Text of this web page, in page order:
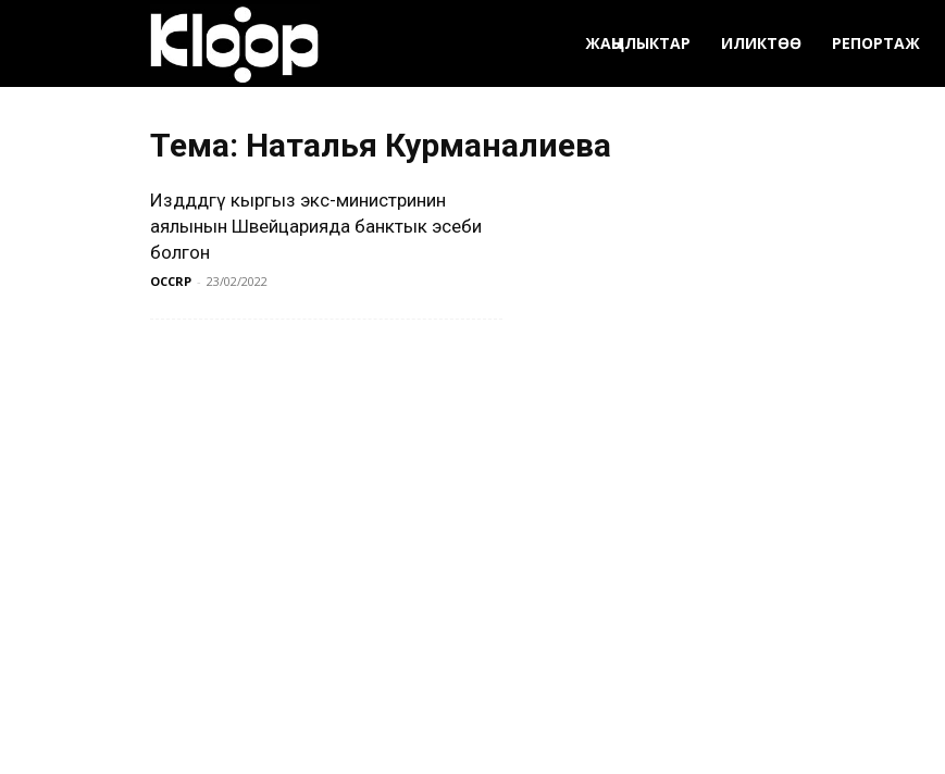
кыргызча
ЖАҢЫЛЫКТАР ИЛИКТӨӨ РЕПОРТАЖ
Тема: Наталья Курманалиева
Издөөдөдөгү кыргыз экс-министринин
аялынын Швейцарияда банктык эсеби
болгон
OCCRP - 23/02/2022